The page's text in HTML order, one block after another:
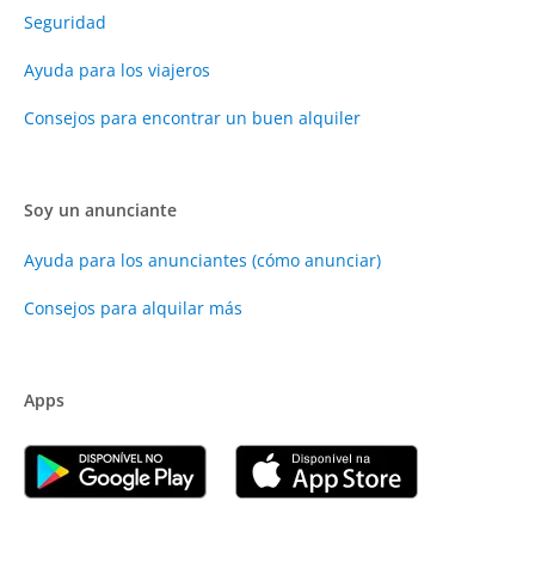
Seguridad
Ayuda para los viajeros
Consejos para encontrar un buen alquiler
Soy un anunciante
Ayuda para los anunciantes (cómo anunciar)
Consejos para alquilar más
Apps